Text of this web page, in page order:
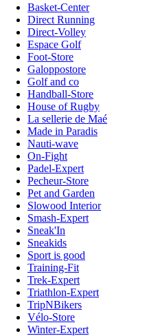
Basket-Center
Direct Running
Direct-Volley
Espace Golf
Foot-Store
Galoppostore
Golf and co
Handball-Store
House of Rugby
La sellerie de Maé
Made in Paradis
Nauti-wave
On-Fight
Padel-Expert
Pecheur-Store
Pet and Garden
Slowood Interior
Smash-Expert
Sneak'In
Sneakids
Sport is good
Training-Fit
Trek-Expert
Triathlon-Expert
TripNBikers
Vélo-Store
Winter-Expert